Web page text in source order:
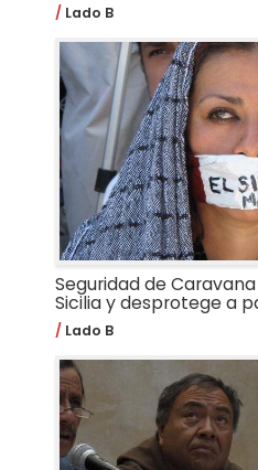
Lado B
Seguridad de
Sicilia y desprotege a
Lado B